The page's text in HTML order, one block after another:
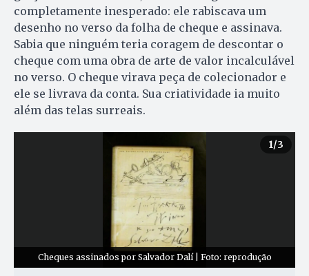
completamente inesperado: ele rabiscava um
desenho no verso da folha de cheque e assinava.
Sabia que ninguém teria coragem de descontar o
cheque com uma obra de arte de valor incalculável
no verso. O cheque virava peça de colecionador e
ele se livrava da conta. Sua criatividade ia muito
além das telas surreais.
1/3
Cheques assinados por Salvador Dalí | Foto: reprodução